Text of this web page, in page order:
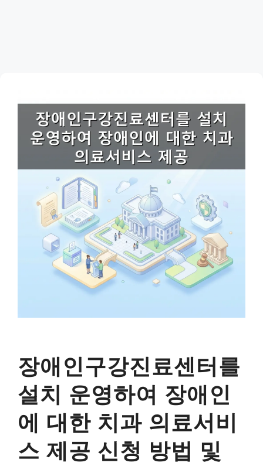
장애인구강진료센터를
설치 운영하여 장애인
에 대한 치과 의료서비
스 제공 신청 방법 및